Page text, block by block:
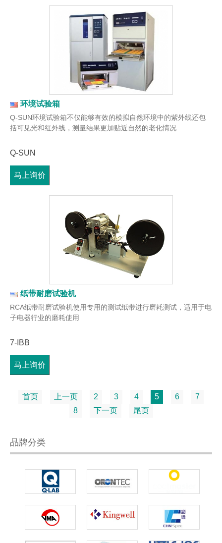
环境试验箱
Q-SUN环境试验箱不仅能够有效的模拟自然环境中的紫外线还包
括可见光和红外线，测量结果更加贴近自然的老化情况
Q-SUN
马上询价
纸带耐磨试验机
RCA纸带耐磨试验机使用专用的测试纸带进行磨耗测试，适用于电
子电器行业的磨耗使用
7-IBB
马上询价
首页 上一页 2 3 4 5 6
7
8
下一页 尾页
品牌分类